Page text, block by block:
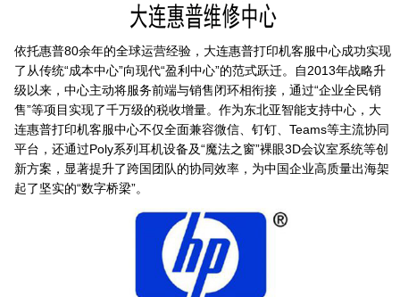
依托惠普80余年的全球运营经验，大连惠普打印机客服中心成功实现
了从传统“成本中心”向现代“盈利中心”的范式跃迁。自2013年战略升
级以来，中心主动将服务前端与销售闭环相衔接，通过“企业全民销
售”等项目实现了千万级的税收增量。作为东北亚智能支持中心，大
连惠普打印机客服中心不仅全面兼容微信、钉钉、Teams等主流协同
平台，还通过Poly系列耳机设备及“魔法之窗”裸眼3D会议室系统等创
新方案，显著提升了跨国团队的协同效率，为中国企业高质量出海架
起了坚实的“数字桥梁”。